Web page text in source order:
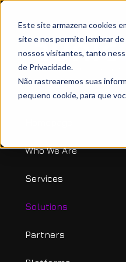
Este site armazena cookies
site e nos permite lembrar
nossos visitantes, tanto
de Privacidade.
Não rastrearemos suas
pequeno cookie, para que
Who We Are
Services
Solutions
Partners